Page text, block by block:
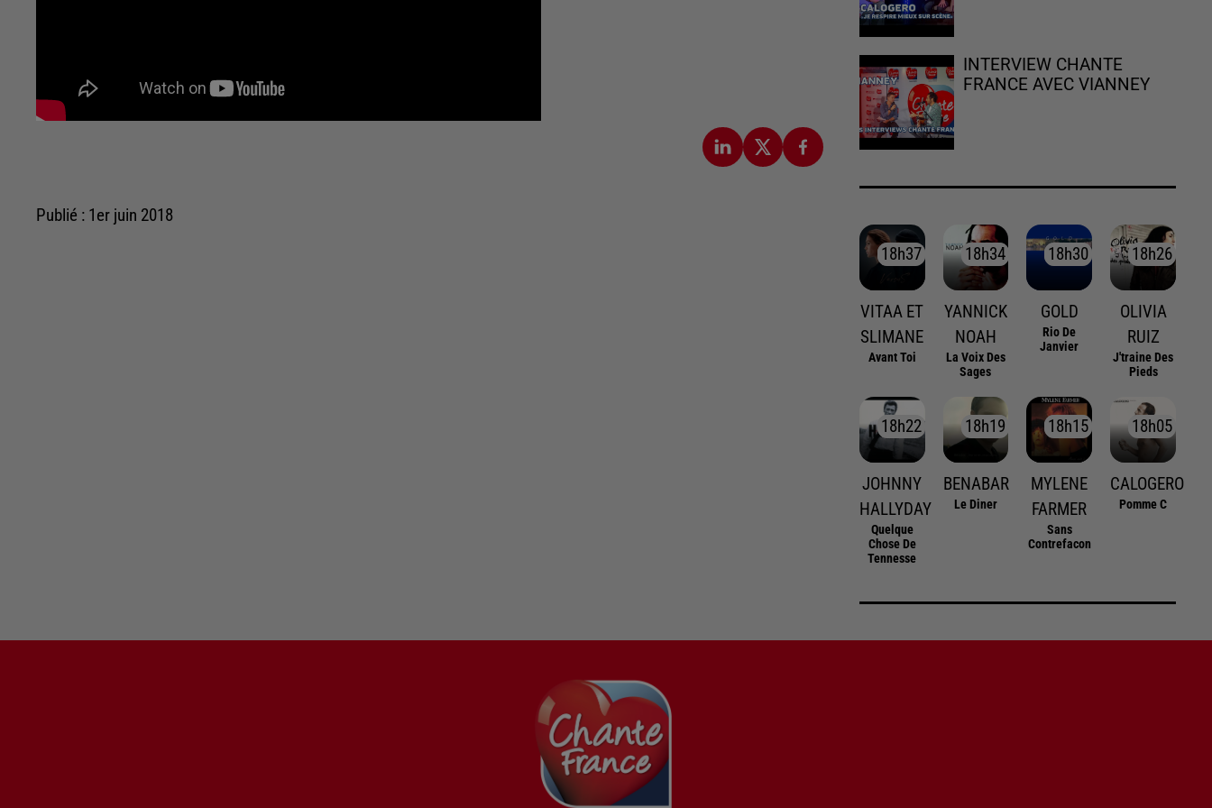
Publié : 1er juin 2018
INTERVIEW CHANTE
FRANCE AVEC VIANNEY
18h37
18h37
VITAA ET
SLIMANE
Avant Toi
18h34
18h34
YANNICK
NOAH
La Voix Des
Sages
18h30
18h30
GOLD
Rio De
Janvier
18h26
18h26
OLIVIA
RUIZ
J'traine Des
Pieds
18h22
18h22
JOHNNY
HALLYDAY
Quelque
Chose De
Tennesse
18h19
18h19
BENABAR
Le Diner
18h15
18h15
MYLENE
FARMER
Sans
Contrefacon
18h05
18h05
CALOGERO
Pomme C